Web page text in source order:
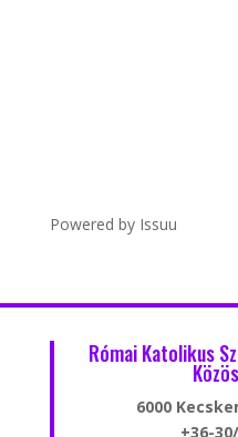
Powered by Issuu
Római Katolikus
6000
+36-